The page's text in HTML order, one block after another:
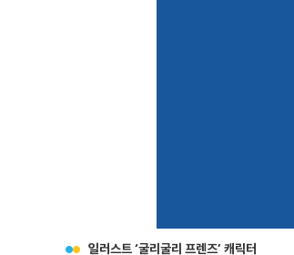
일러스트 ‘굴리굴리 프렌즈’ 캐릭터